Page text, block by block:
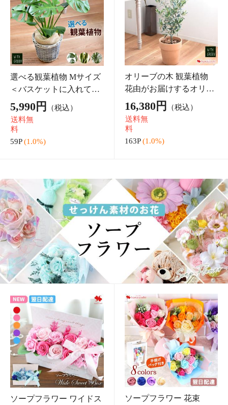
花 ソープフラワー 花束
「パルフェ」ブーケ 4色
誕生日 プレゼント 女性
ギフト お祝い おしゃれ
大きめ 大 大きい 可愛い
お誕生日 シ
5,480円（税込）
送料無
料
花 ソープフラワー 花束
ベア ブーケ ぬいぐるみ
「フローラル＆ベアギフ
トセット」 プリザ 誕生
日 プレゼント 女性 ギフ
ト おしゃれ 可
5,980円（税込）
送料無
料
(1.0%)
オススメ特集